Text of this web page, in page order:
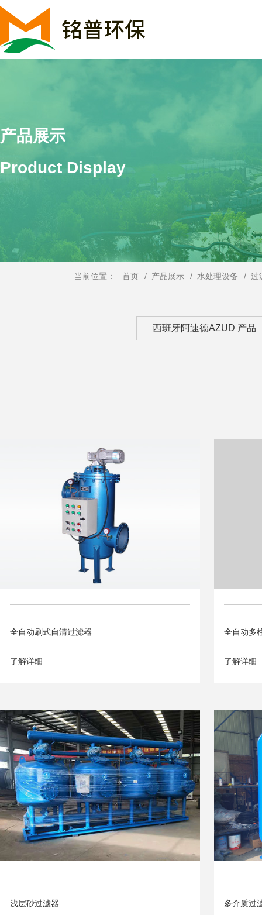
产品展示
Product Display
当前位置： 首页 / 产品展示 / 水处理设备 / 过
西班牙阿速德AZUD 产品
全自动刷式自清过滤器
了解详细
全自动多
了解详细
浅层砂过滤器 多介质过